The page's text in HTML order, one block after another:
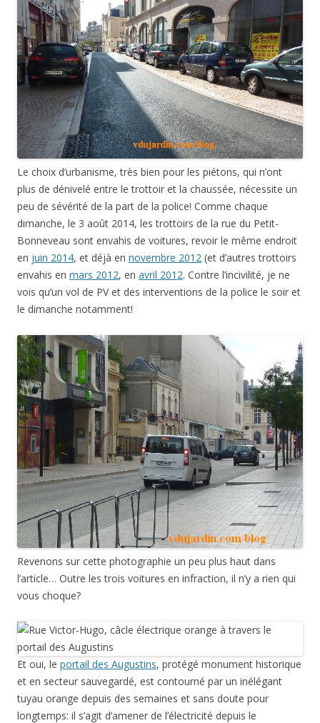
Le choix d’urbanisme, très bien pour les piétons, qui n’ont
plus de dénivelé entre le trottoir et la chaussée, nécessite un
peu de sévérité de la part de la police! Comme chaque
dimanche, le 3 août 2014, les trottoirs de la rue du Petit-
Bonneveau sont envahis de voitures, revoir le même endroit
en juin 2014, et déjà en novembre 2012 (et d’autres trottoirs
envahis en mars 2012, en avril 2012. Contre l’incivilité, je ne
vois qu’un vol de PV et des interventions de la police le soir et
le dimanche notamment!
Revenons sur cette photographie un peu plus haut dans
l’article… Outre les trois voitures en infraction, il n’y a rien qui
vous choque?
Et oui, le portail des Augustins, protégé monument historique
et en secteur sauvegardé, est contourné par un inélégant
tuyau orange depuis des semaines et sans doute pour
longtemps: il s’agit d’amener de l’électricité depuis le